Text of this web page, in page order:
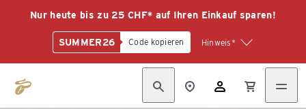
Nur heute bis zu 25 CHF* auf Ihren Einkauf sparen!
SUMMER26 Code kopieren Hinweis*